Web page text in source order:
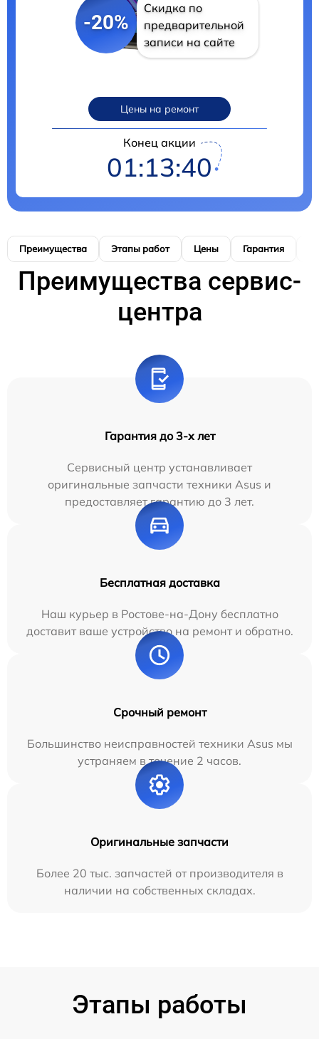
-20%
Скидка по
предварительной
записи на сайте
Цены на ремонт
Конец акции
01:13:39
Преимущества Этапы работ Цены Гарантия
Преимущества сервис-
центра
Гарантия до 3-х лет
Сервисный центр устанавливает
оригинальные запчасти техники Asus и
предоставляет гарантию до 3 лет.
Бесплатная доставка
Наш курьер в Ростове-на-Дону бесплатно
доставит ваше устройство на ремонт и обратно.
Срочный ремонт
Большинство неисправностей техники Asus мы
устраняем в течение 2 часов.
Оригинальные запчасти
Более 20 тыс. запчастей от производителя в
наличии на собственных складах.
Этапы работы